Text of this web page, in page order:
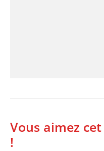
Vous aimez
!